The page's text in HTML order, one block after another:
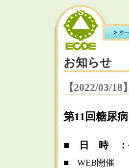
お知らせ
【2022/03/
第11回糖尿
■ 日 時 ：令
■ WEB開催